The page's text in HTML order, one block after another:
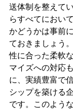
送体制を整えて
らすべてにおい
かどうかは事前
ておきましょう
性に合った柔軟
マイズへの対応
に、実績豊富で
シップを築ける
です。このよう